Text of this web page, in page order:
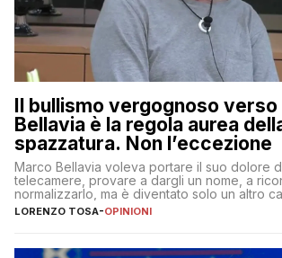
Il bullismo vergognoso verso
Bellavia è la regola aurea
spazzatura. Non l’eccezione
Marco Bellavia voleva portare il suo dolore
telecamere, provare a dargli un nome, a
normalizzarlo, ma è diventato solo un altro
copione
LORENZO TOSA-OPINIONI